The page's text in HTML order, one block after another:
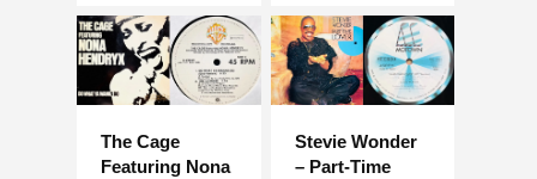
The Cage
Featuring Nona
Stevie Wonder
– Part-Time